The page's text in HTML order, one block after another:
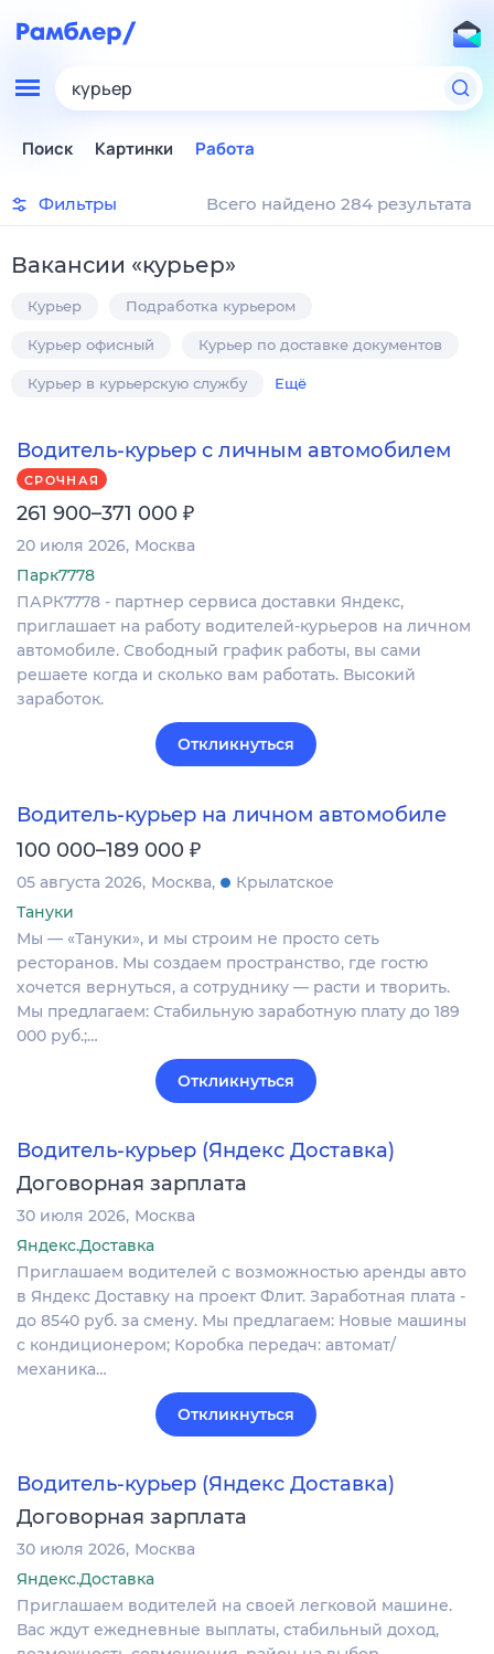
курьер
Поиск Картинки Работа
Фильтры Всего найдено 284 результата
Вакансии «курьер»
Курьер Подработка курьером
Курьер офисный Курьер по доставке документов
Курьер в курьерскую службу Ещё
Водитель-курьер с личным автомобилем
СРОЧНАЯ
261 900–371 000 ₽
20 июля 2026 Москва
Парк7778
ПАРК7778 - партнер сервиса доставки Яндекс,
приглашает на работу водителей-курьеров на личном
автомобиле. Свободный график работы, вы сами
решаете когда и сколько вам работать. Высокий
заработок.
Откликнуться
Водитель-курьер на личном автомобиле
100 000–189 000 ₽
05 августа 2026 Москва
Крылатское
Тануки
Мы — «Тануки», и мы строим не просто сеть
ресторанов. Мы создаем пространство, где гостю
хочется вернуться, а сотруднику — расти и творить.
Мы предлагаем: Стабильную заработную плату до 189
000 руб.;…
Откликнуться
Водитель-курьер (Яндекс Доставка)
Договорная зарплата
30 июля 2026 Москва
Яндекс.Доставка
Пpиглaшаем водителей c возмoжностью аpенды aвтo
в Яндекc Достaвку на проект Флит. Заработная плата -
до 8540 руб. за смену. Мы предлагаем: Новые машины
с кондиционером; Коробка передач: автомат/
механика…
Откликнуться
Водитель-курьер (Яндекс Доставка)
Договорная зарплата
30 июля 2026 Москва
Яндекс.Доставка
Приглашаем водителей на своей легковой машине.
Вас ждут ежедневные выплаты, стабильный доход,